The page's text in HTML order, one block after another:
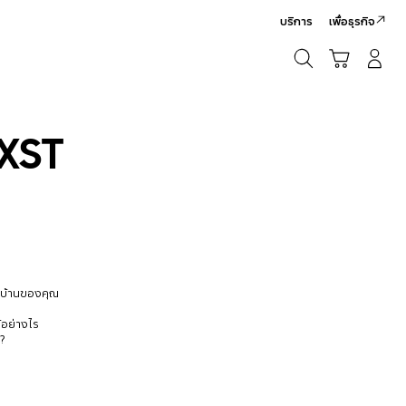
บริการ เพื่อธุรกิจ
บ้านของคุณ
ย่างไร